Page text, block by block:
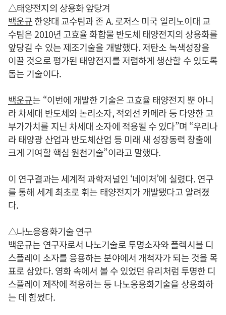
△태양전지의 상용화 앞당겨
백운규한양대 교수팀과 존 A. 로저스 미국 일리노이대 교
수팀은 2010년 고효율 화합물 반도체 태양전지의 상용화를
앞당길 수 있는 제조기술을 개발했다. 저탄소 녹색성장을
이끌 것으로 평가된 태양전지를 저렴하게 생산할 수 있도록
돕는 기술이다.
백운규는 “이번에 개발한 기술은 고효율 태양전지 뿐 아니
라 차세대 반도체와 논리소자, 적외선 카메라 등 다양한 고
부가가치를 지닌 차세대 소자에 적용될 수 있다”며 “우리나
라 태양광 산업과 반도체산업 등 미래 새 성장동력 창출에
크게 기여할 핵심 원천기술”이라고 말했다.
이 연구결과는 세계적 과학저널인 ‘네이처’에 실렸다. 연구
를 통해 세계 최초로 휘는 태양전지가 개발됐다고 알려졌
다.
△나노응용화기술 연구
백운규는 연구자로서 나노기술로 투명소자와 플렉시블 디
스플레이 소자를 응용하는 분야에서 개척자가 되는 것을 목
표로 삼았다. 영화 속에서 볼 수 있었던 유리처럼 투명한 디
스플레이 제작에 적용하는 등 나노응용화기술을 상용화하
는 데 힘썼다.